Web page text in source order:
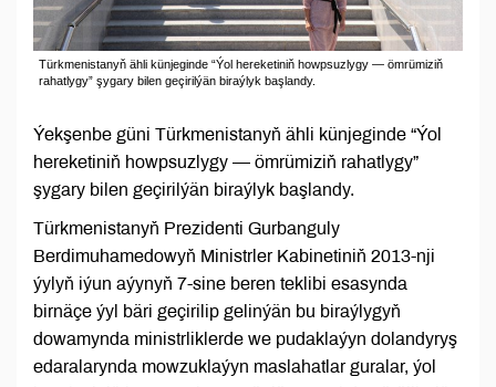
Türkmenistanyň ähli künjeginde “Ýol hereketiniň howpsuzlygy — ömrümiziň
rahatlygy” şygary bilen geçirilýän biraýlyk başlandy.
Ýekşenbe güni Türkmenistanyň ähli künjeginde “Ýol
hereketiniň howpsuzlygy — ömrümiziň rahatlygy”
şygary bilen geçirilýän biraýlyk başlandy.
Türkmenistanyň Prezidenti Gurbanguly
Berdimuhamedowyň Ministrler Kabinetiniň 2013-nji
ýylyň iýun aýynyň 7-sine beren teklibi esasynda
birnäçe ýyl bäri geçirilip gelinýän bu biraýlygyň
dowamynda ministrliklerde we pudaklaýyn dolandyryş
edaralarynda mowzuklaýyn maslahatlar guralar, ýol